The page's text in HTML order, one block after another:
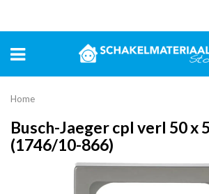
Home
Busch-Jaeger cpl verl 50 x
(1746/10-866)